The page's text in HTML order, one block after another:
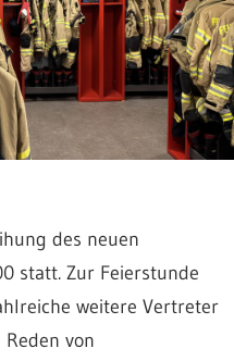
des neuen
statt. Zur Feierstunde
weitere Vertreter
von